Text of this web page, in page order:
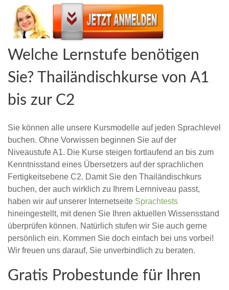
Welche Lernstufe benötigen
Sie? Thailändischkurse von A1
bis zur C2
Sie können alle unsere Kursmodelle auf jeden Sprachlevel
buchen. Ohne Vorwissen beginnen Sie auf der
Niveaustufe A1. Die Kurse steigen fortlaufend an bis zum
Kenntnisstand eines Übersetzers auf der sprachlichen
Fertigkeitsebene C2. Damit Sie den Thailändischkurs
buchen, der auch wirklich zu Ihrem Lernniveau passt,
haben wir auf unserer Internetseite Sprachtests
hineingestellt, mit denen Sie Ihren aktuellen Wissensstand
überprüfen können. Natürlich stufen wir Sie auch gerne
persönlich ein. Kommen Sie doch einfach bei uns vorbei!
Wir freuen uns darauf, Sie unverbindlich zu beraten.
Gratis Probestunde für Ihren